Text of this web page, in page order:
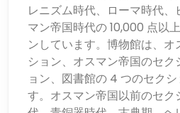
レニズム時代、ローマ時代
マン帝国時代の 10,000 点以
ンしています。博物館は、オ
ション、オスマン帝国のセ
ョン、図書館の 4 つのセク
す。オスマン帝国以前のセ